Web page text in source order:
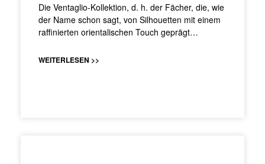
Die Ventaglio-Kollektion, d. h. der Fächer, die, wie
der Name schon sagt, von Silhouetten mit einem
raffinierten orientalischen Touch geprägt…
WEITERLESEN >>